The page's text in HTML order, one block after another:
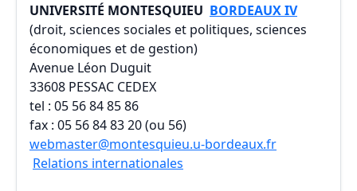
UNIVERSITÉ MONTESQUIEU BORDEAUX IV
(droit, sciences sociales et politiques, sciences
économiques et de gestion)
Avenue Léon Duguit
33608 PESSAC CEDEX
tel : 05 56 84 85 86
fax : 05 56 84 83 20 (ou 56)
webmaster@montesquieu.u-bordeaux.fr
Relations internationales